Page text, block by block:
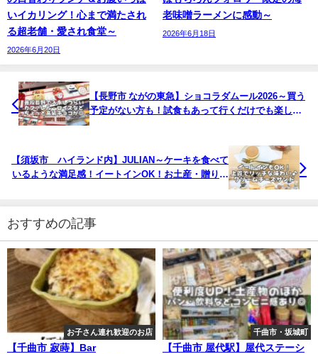
いイカリング！心まで満たされ
る超老舗・愛され食堂～
2026年6月20日
老味噌ラーメンに感動～
2026年6月18日
【長野市 ながの東急】ショコラダムール2026～買う
予定がない方も！試食もあって行くだけでも楽しい♪
【須坂市 ハイランド内】JULIAN～ケーキを食べて
いるような満足感！イートインOK！お土産・贈り物
おすすめの記事
お子さん連れ歓迎のお店
【千曲市 寂蒔】Bar
千曲市・坂城町
【千曲市 屋代駅】屋代ステーシ